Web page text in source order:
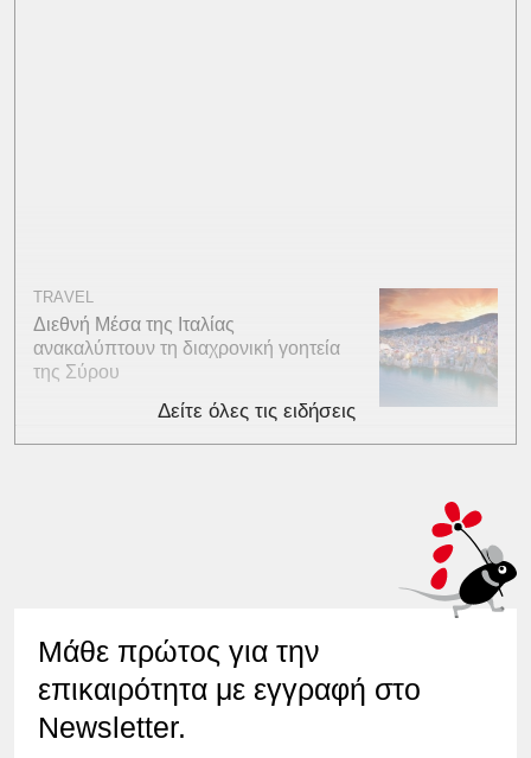
TRAVEL
Διεθνή Μέσα της Ιταλίας
ανακαλύπτουν τη διαχρονική γοητεία
της Σύρου
Δείτε όλες τις ειδήσεις
Μάθε πρώτος για την
επικαιρότητα με εγγραφή στο
Newsletter.